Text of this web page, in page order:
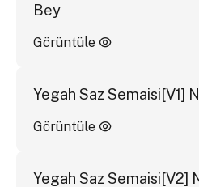
Bey
Görüntüle
Yegah Saz Semaisi[V1]
Görüntüle
Yegah Saz Semaisi[V2]